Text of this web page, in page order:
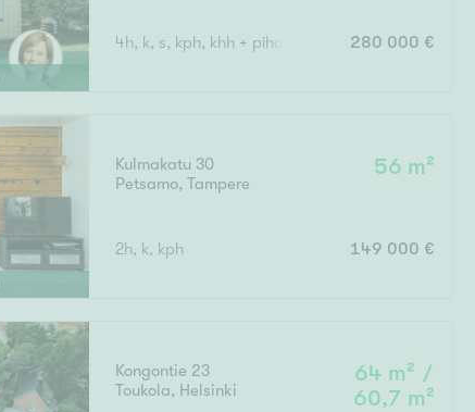
4h, k, s, kph, khh + piha 280 000 €
Kulmakatu 30
Petsamo,Tampere
56 m²
2h, k, kph 149 000 €
Kongontie 23
Toukola, Helsinki
64 m² /
60,7 m²